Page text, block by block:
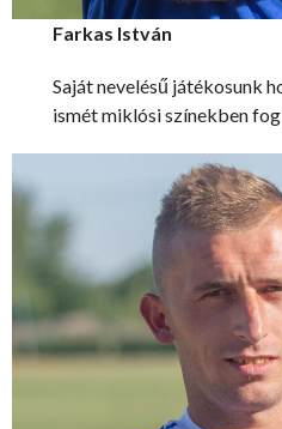
Farkas István
Saját nevelésű játékosunk
ismét miklósi színekben